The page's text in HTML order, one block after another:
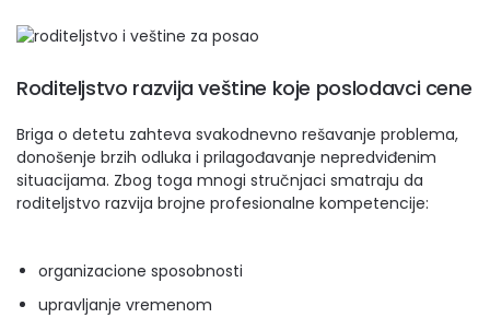
Roditeljstvo razvija veštine koje poslodavci cene
Briga o detetu zahteva svakodnevno rešavanje problema,
donošenje brzih odluka i prilagođavanje nepredviđenim
situacijama. Zbog toga mnogi stručnjaci smatraju da
roditeljstvo razvija brojne profesionalne kompetencije:
organizacione sposobnosti
upravljanje vremenom